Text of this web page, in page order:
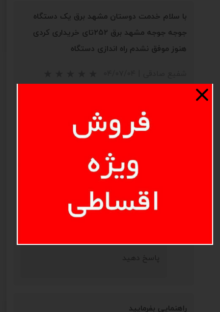
با سلام خدمت دوستان مشهد برق یک دستگاه
جوجه جوجه مشهد برق ۲۵۲تای خریداری کردی
هنوز موفق نشدم راه اندازی دستگاه
موفق نشدم راه اندازی دستگاه جوجه کشی انجام
بدم شناور درمخزن اب چگونه نصب میشه
مدیریت|۰۴/۰۷/۰۷
سلام همانند کولر ابی کنار ظرف آب
پاسخ دهید
راهنمایی بفرمایید